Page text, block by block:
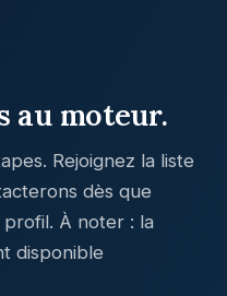
au moteur.
Rejoignez la liste
dès que
profil. À noter : la
disponible